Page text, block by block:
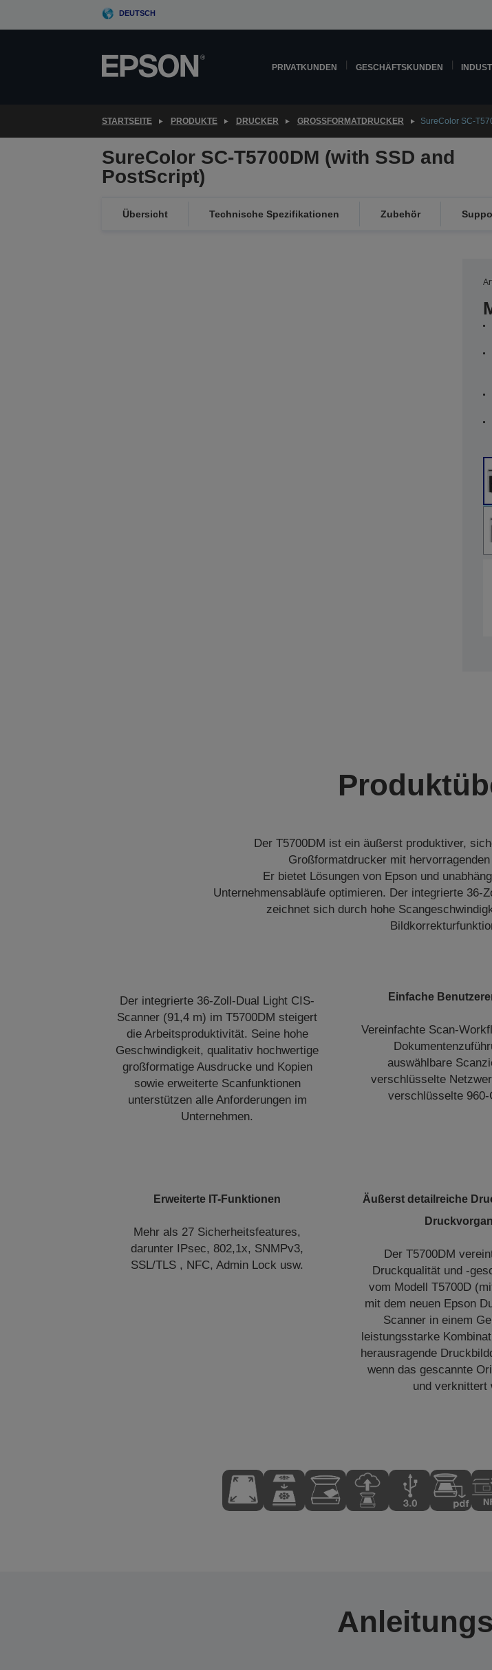
DEUTSCH
PRIVATKUNDEN GESCHÄFTSKUNDEN
STARTSEITE PRODUKTE DRUCKER GROSSFORMATDRUCKER SureColor SC-
SureColor SC-T5700DM (with SSD and
PostScript)
Übersicht Technische Spezifikationen Zubehör
Der T5700DM ist ein äußerst produktiver,
Großformatdrucker mit
Er bietet Lösungen von Epson und
Unternehmensabläufe optimieren. Der integrierte 36-
zeichnet sich durch hohe
Der integrierte 36-Zoll-Dual Light CIS-
Scanner (91,4 m) im T5700DM steigert
die Arbeitsproduktivität. Seine hohe
Geschwindigkeit, qualitativ hochwertige
großformatige Ausdrucke und Kopien
sowie erweiterte Scanfunktionen
unterstützen alle Anforderungen im
Unternehmen.
Einfache
Vereinfachte Scan-
auswählbare
verschlüsselte
verschlüsselte 960-
Erweiterte IT-Funktionen
Mehr als 27 Sicherheitsfeatures,
darunter IPsec, 802,1x, SNMPv3,
SSL/TLS , NFC, Admin Lock usw.
Äußerst detailreiche
Der T5700DM
Druckqualität und -
vom Modell T5700D
mit dem neuen Epson
Scanner in einem
leistungsstarke
herausragende
wenn das gescannte
und verknittert